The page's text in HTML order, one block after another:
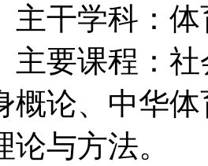
学科：体
课程：社
概论、中华
论与方法。